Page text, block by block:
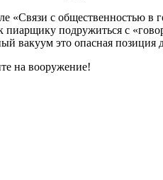
«Связи с общественностью в
пиарщику подружиться с
вакуум это опасная позиция
на вооружение!